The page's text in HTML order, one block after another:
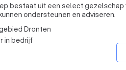
bestaat uit een select gezelschap van
ondersteunen en adviseren.
Dronten
in bedrijf